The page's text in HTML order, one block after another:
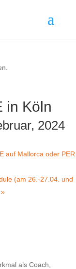
in Köln
2024
auf Mallorca oder PER
(am 26.-27.04. und
»
als Coach,